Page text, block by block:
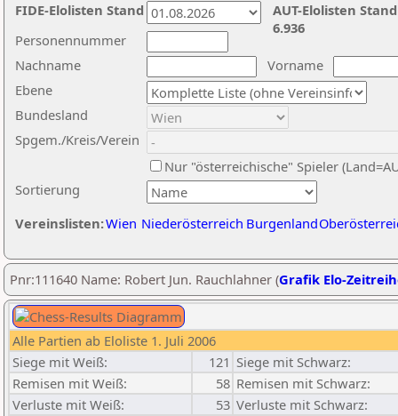
Nachname
Vorname
Ebene
Sortierung
Personennummer
Bundesland
Spgem./Kreis/Verein
Nur "österreichische" Spieler
Vereinslisten:Wien Niederösterreich Burgenland
AUT-Elolisten
6.936
FIDE-Elolisten Stand
Pnr:111640 Name: Robert Jun. Rauchlahner (Grafik Elo-
Alle Partien ab Eloliste 1. Juli 2006
Siege mit Weiß:
121 Siege mit Schwarz:
Remisen mit Weiß:
58 Remisen mit Schwarz:
Verluste mit Weiß:
53 Verluste mit Schwarz: